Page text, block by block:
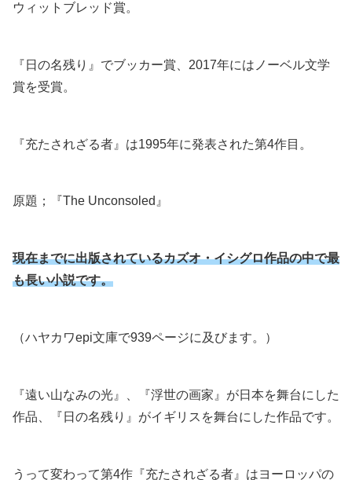
ウィットブレッド賞。
『日の名残り』でブッカー賞、2017年にはノーベル文学
賞を受賞。
『充たされざる者』は1995年に発表された第4作目。
原題；『The Unconsoled』
現在までに出版されているカズオ・イシグロ作品の中で最
も長い小説です。
（ハヤカワepi文庫で939ページに及びます。）
『遠い山なみの光』、『浮世の画家』が日本を舞台にした
作品、『日の名残り』がイギリスを舞台にした作品です。
うって変わって第4作『充たされざる者』はヨーロッパの